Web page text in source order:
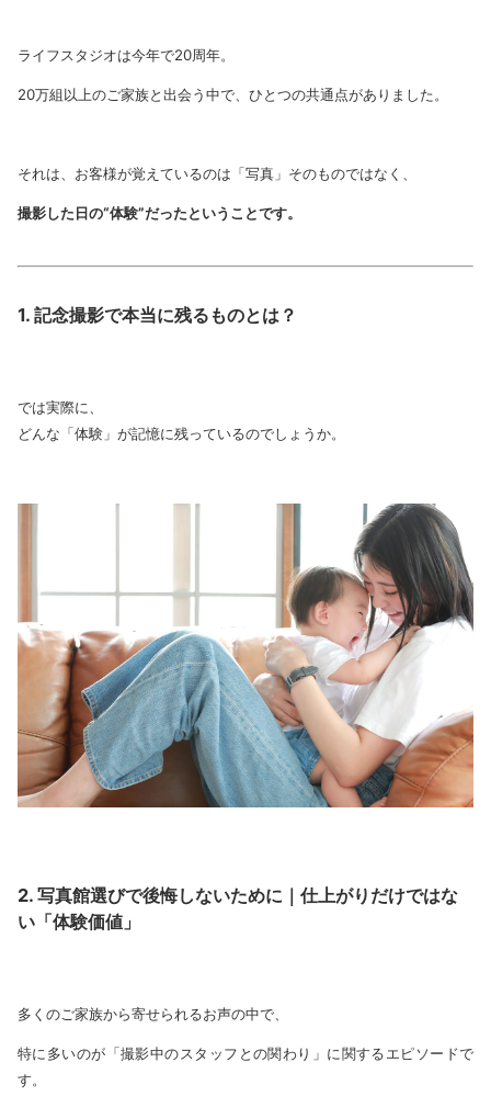
ライフスタジオは今年で20周年。
20万組以上のご家族と出会う中で、ひとつの共通点がありました。
それは、お客様が覚えているのは「写真」そのものではなく、
撮影した日の“体験”だったということです。
1. 記念撮影で本当に残るものとは？
では実際に、
どんな「体験」が記憶に残っているのでしょうか。
2. 写真館選びで後悔しないために｜仕上がりだけではな
い「体験価値」
多くのご家族から寄せられるお声の中で、
特に多いのが「撮影中のスタッフとの関わり」に関するエピソードで
す。